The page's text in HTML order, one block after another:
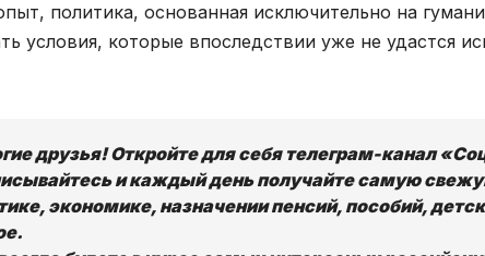
политика, основанная исключительно на
условия, которые впоследствии уже не удастся
друзья! Откройте для себя телеграм-канал
и каждый день получайте самую
экономике, назначении пенсий, пособий,